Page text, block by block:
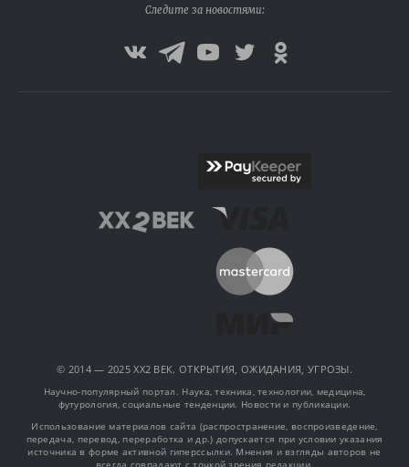
Следите за новостями:
© 2014 — 2025 XX2 ВЕК. ОТКРЫТИЯ, ОЖИДАНИЯ, УГРОЗЫ.
Научно-популярный портал. Наука, техника, технологии, медицина,
футурология, социальные тенденции. Новости и публикации.
Использование материалов сайта (распространение, воспроизведение,
передача, перевод, переработка и др.) допускается при условии указания
источника в форме активной гиперссылки. Мнения и взгляды авторов не
всегда совпадают с точкой зрения редакции.